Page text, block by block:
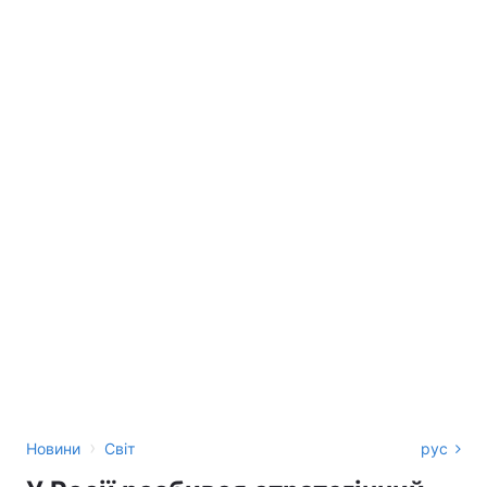
Новини › Світ рус